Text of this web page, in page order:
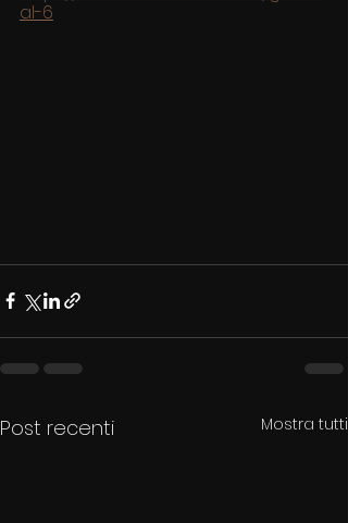
al-6
Post recenti Mostra tutti